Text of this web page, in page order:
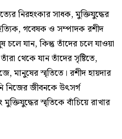
নিরহংকার সাধক, মুক্তিযুদ্ধের
গবেষক ও সম্পাদক রশীদ
চলে যান, কিন্তু তাঁদের চলে যাওয়া
থেকে যান তাঁদের সৃষ্টিতে,
মানুষের স্মৃতিতে। রশীদ হায়দার
জীবনকে উৎসর্গ
স্মৃতিকে বাঁচিয়ে রাখার